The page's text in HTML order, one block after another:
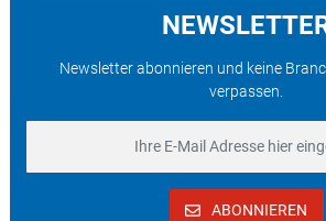
Newsletter abonnieren und keine
verpassen.
ABONNIEREN